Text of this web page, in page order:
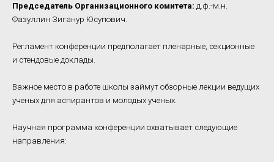
Председатель Организационного комитета: д.ф.-м.н.
Фазуллин Зиганур Юсупович.
Регламент конференции предполагает пленарные, секционные
и стендовые доклады.
Важное место в работе школы займут обзорные лекции ведущих
ученых для аспирантов и молодых ученых.
Научная программа конференции охватывает следующие
направления: